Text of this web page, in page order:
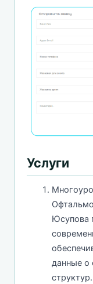
Услуги
Юсупова
данные о